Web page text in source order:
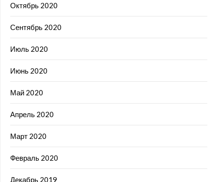
Октябрь 2020
Сентябрь 2020
Июль 2020
Июнь 2020
Май 2020
Апрель 2020
Март 2020
Февраль 2020
Декабрь 2019